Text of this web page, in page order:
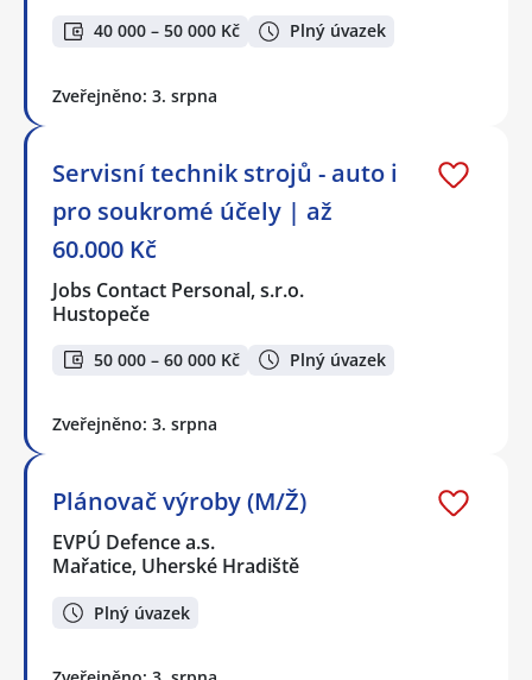
40 000 – 50 000 Kč Plný úvazek
Zveřejněno: 3. srpna
Servisní technik strojů - auto i
pro soukromé účely | až
60.000 Kč
Jobs Contact Personal, s.r.o.
Hustopeče
50 000 – 60 000 Kč Plný úvazek
Zveřejněno: 3. srpna
Plánovač výroby (M/Ž)
EVPÚ Defence a.s.
Mařatice, Uherské Hradiště
Plný úvazek